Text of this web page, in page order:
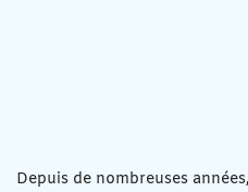
Depuis de nombreuses